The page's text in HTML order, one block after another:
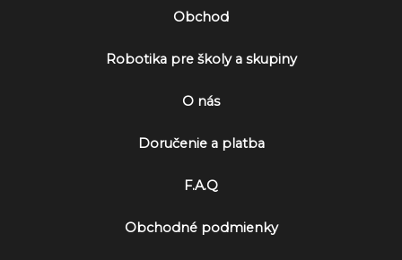
Obchod
Robotika pre školy a skupiny
O nás
Doručenie a platba
F.A.Q
Obchodné podmienky